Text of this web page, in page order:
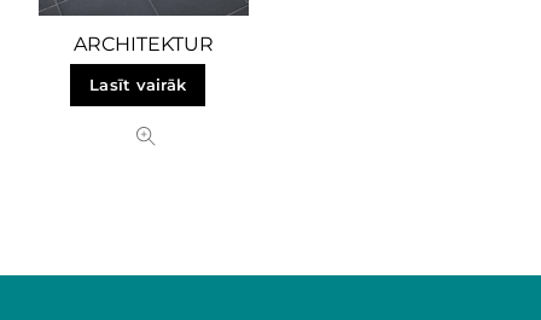
ARCHITEKTUR
Lasīt vairāk